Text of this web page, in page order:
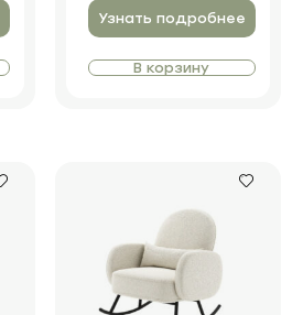
Узнать подробнее
В корзину